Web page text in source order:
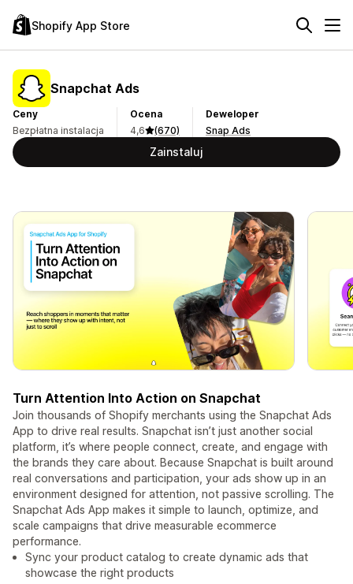
Shopify App Store
Snapchat Ads
Ceny
Bezpłatna instalacja
Ocena
4,6
(670)
Deweloper
Snap Ads
Zainstaluj
Turn Attention Into Action on Snapchat
Join thousands of Shopify merchants using the Snapchat Ads
App to drive real results. Snapchat isn’t just another social
platform, it’s where people connect, create, and engage with
the brands they care about. Because Snapchat is built around
real conversations and participation, your ads show up in an
environment designed for attention, not passive scrolling. The
Snapchat Ads App makes it simple to launch, optimize, and
scale campaigns that drive measurable ecommerce
performance.
Sync your product catalog to create dynamic ads that
showcase the right products